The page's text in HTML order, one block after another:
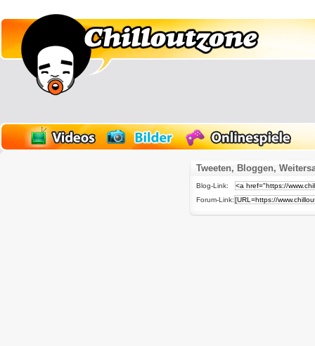
Tweeten, Bloggen,
Blog-Link:
Forum-Link: